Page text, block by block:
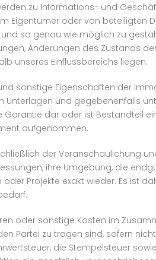
zu Informations- und
Eigentümer oder von beteiligten
so genau wie möglich zu
Änderungen des Zustands
unseres Einflussbereichs liegen.
sonstige Eigenschaften der
und gegebenenfalls
dar oder ist Bestandteil
aufgenommen.
der Veranschaulichung
ihre Umgebung, die
Projekte exakt wieder. Es ist
oder sonstige Kosten im
Partei zu tragen sind, sofern
die Stempelsteuer